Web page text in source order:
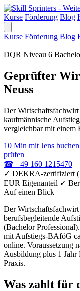
Kurse Förderung Blog
Kurse Förderung Blog
DQR Niveau 6
Geprüfter
Neuss
Der Wirtschaftsfachwirt
kaufmännische
vergleichbar mit einem
10 Min mit Jens buchen
prüfen
☎ +49 160 1215470
✓ DEKRA-zertifiziert
EUR Eigenanteil ✓
Auf einen Blick
Der
berufsbegleitende
(Bachelor
mit Aufstiegs-BAföG
online. Voraussetzung
Ausbildung plus 1 Jahr
Praxis.
Was zahlt für